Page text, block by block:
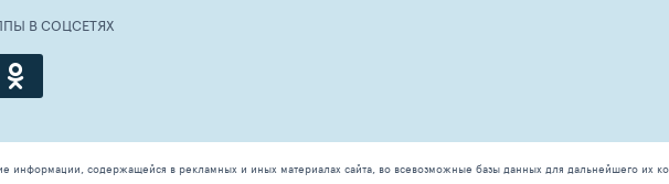
В СОЦСЕТЯХ
информации, содержащейся в рекламных и иных материалах сайта, во всевозможные базы данных для дальнейшего их